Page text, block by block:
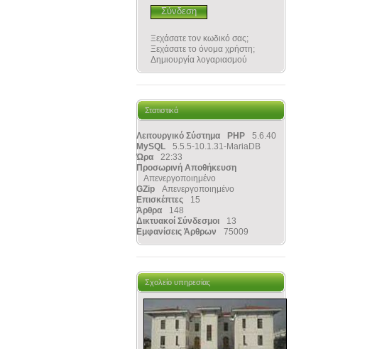
Ξεχάσατε τον κωδικό σας;
Ξεχάσατε το όνομα χρήστη;
Δημιουργία λογαριασμού
Στατιστικά
Λειτουργικό Σύστημα PHP
5.6.40
MySQL
5.5.5-10.1.31-MariaDB
Ώρα
22:33
Προσωρινή Αποθήκευση
Απενεργοποιημένο
GZip
Απενεργοποιημένο
Επισκέπτες
15
Άρθρα
148
Δικτυακοί Σύνδεσμοι
13
Εμφανίσεις Άρθρων
75009
Σχολείο υπηρεσίας